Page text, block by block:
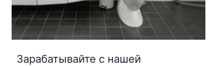
Зарабатывайте с нашей